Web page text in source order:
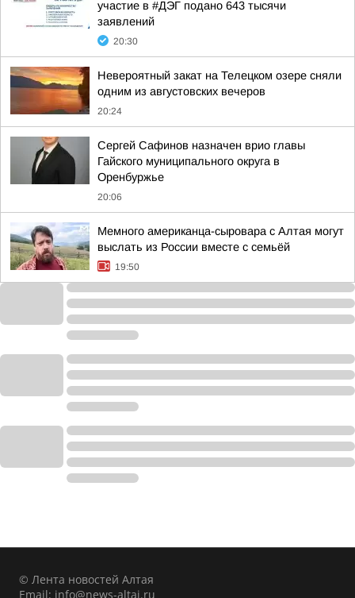
участие в #ДЭГ подано 643 тысячи
заявлений
20:30
Невероятный закат на Телецком озере сняли
одним из августовских вечеров
20:24
Сергей Сафинов назначен врио главы
Гайского муниципального округа в
Оренбуржье
20:06
Мемного американца-сыровара с Алтая могут
выслать из России вместе с семьёй
19:50
© Лента новостей Алтая
Email: info@news-altai.ru